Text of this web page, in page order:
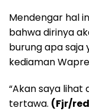
Mendengar hal
bahwa dirinya
burung apa saja
kediaman
“Akan saya
tertawa. (Fjr/